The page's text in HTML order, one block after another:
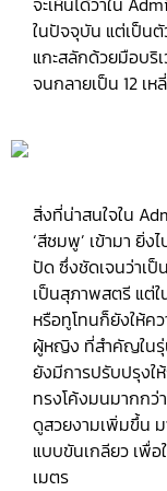
ในปัจจุบัน แต่เป็น
แกะสลักด้วยมือบ
จนกลายเป็น 12 เห
สิ่งที่น่าสนใจใน
‘สีชมพู’ เข้ามา ยิ่
ปัด ซึ่งชัดเจนว่าเป็
เป็นสุภาพสตรี แต่
หรือทูโทนก็ยังให้ค
ผู้หญิง ที่สำคัญในรุ่
ยังมีการปรับปรุงใ
ทรงโค้งมนมากกว่
ดูสวยงามเพิ่มขึ้น
แบบขันเกลียว เพื่
เมตร